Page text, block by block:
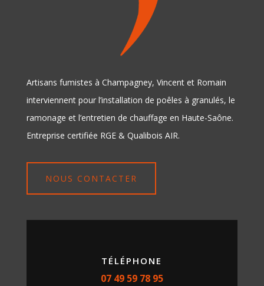
Artisans fumistes à Champagney, Vincent et Romain
interviennent pour l’installation de poêles à granulés, le
ramonage et l’entretien de chauffage en Haute-Saône.
Entreprise certifiée RGE & Qualibois AIR.
NOUS CONTACTER
TÉLÉPHONE
07 49 59 78 95